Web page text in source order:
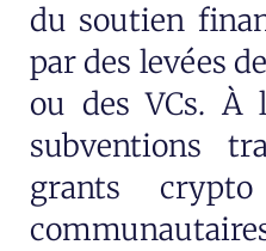
du soutien
par des levées
ou des VCs. À
subventions
grants